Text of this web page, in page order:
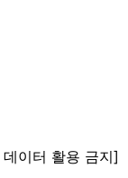
이터 활용 금지]